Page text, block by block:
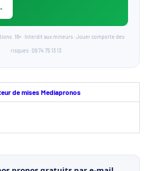
18+ · Interdit aux mineurs · Jouer comporte des
risques · 09 74 75 13 13
de mises Mediapronos